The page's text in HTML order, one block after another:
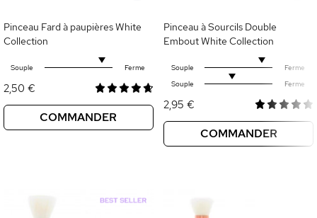
Pinceau Fard à paupières White
Collection
Souple Ferme
2,50 €
COMMANDER
Pinceau à Sourcils Double
Embout White Collection
Souple
Ferme
Souple
Ferme
2,95 €
COMMANDER